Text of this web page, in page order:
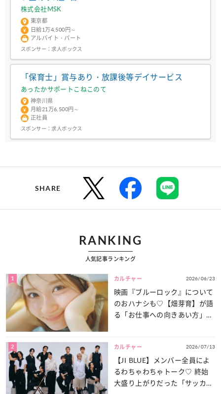
株式会社MSK
東京都
日給1万4,500円～
アルバイト・パート
スポンサー：求人ボックス
「保育士」賞与あり・放課後等デイサービス
あったかサポートこねこのて
神奈川県
月給21万6,500円～
正社員
スポンサー：求人ボックス
SHARE
RANKING
人気記事ランキング
1 カルチャー 2026/06/23
映画『ブルーロック』について
のおハナシも♡【畑芽育】が語
る「お仕事への向きあい方」と
2 カルチャー 2026/07/13
【JI BLUE】メンバー全員によ
るわちゃわちゃトーク♡ 終始
大盛り上がりだった「サッカー